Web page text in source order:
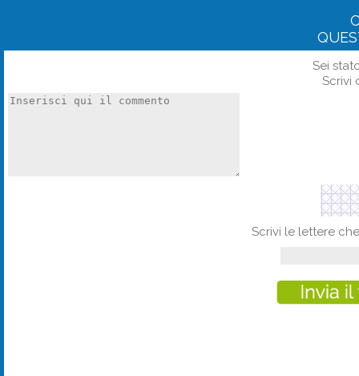
Sei
Scrivi
Scrivi le lettere